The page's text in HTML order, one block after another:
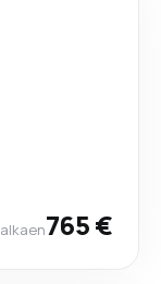
alkaen765 €